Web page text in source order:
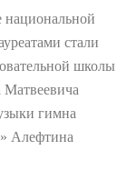
национальной
стали
школы
Матвеевича
гимна
Алефтина